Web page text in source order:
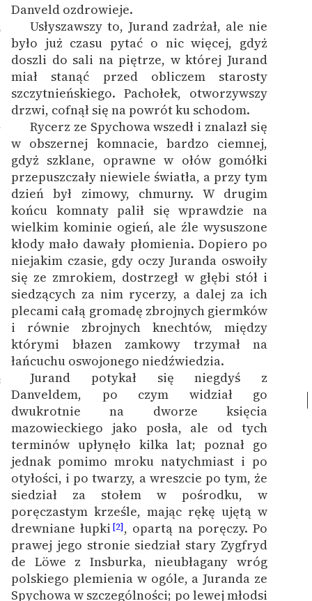
Danveld ozdrowieje.
Usłyszawszy to, Jurand zadrżał, ale nie
było już czasu pytać o nic więcej, gdyż
doszli do sali na piętrze, w której Jurand
miał stanąć przed obliczem starosty
szczytnieńskiego. Pachołek, otworzywszy
drzwi, cofnął się na powrót ku schodom.
Rycerz ze Spychowa wszedł i znalazł się
w obszernej komnacie, bardzo ciemnej,
gdyż szklane, oprawne w ołów gomółki
przepuszczały niewiele światła, a przy tym
dzień był zimowy, chmurny. W drugim
końcu komnaty palił się wprawdzie na
wielkim kominie ogień, ale źle wysuszone
kłody mało dawały płomienia. Dopiero po
niejakim czasie, gdy oczy Juranda oswoiły
się ze zmrokiem, dostrzegł w głębi stół i
siedzących za nim rycerzy, a dalej za ich
plecami całą gromadę zbrojnych giermków
i równie zbrojnych knechtów, między
którymi błazen zamkowy trzymał na
łańcuchu oswojonego niedźwiedzia.
Jurand potykał się niegdyś z
Danveldem, po czym widział go
dwukrotnie na dworze księcia
mazowieckiego jako posła, ale od tych
terminów upłynęło kilka lat; poznał go
jednak pomimo mroku natychmiast i po
otyłości, i po twarzy, a wreszcie po tym, że
siedział za stołem w pośrodku, w
poręczastym krześle, mając rękę ujętą w
drewniane łupki [2], opartą na poręczy. Po
prawej jego stronie siedział stary Zygfryd
de Löwe z Insburka, nieubłagany wróg
polskiego plemienia w ogóle, a Juranda ze
Spychowa w szczególności; po lewej młodsi